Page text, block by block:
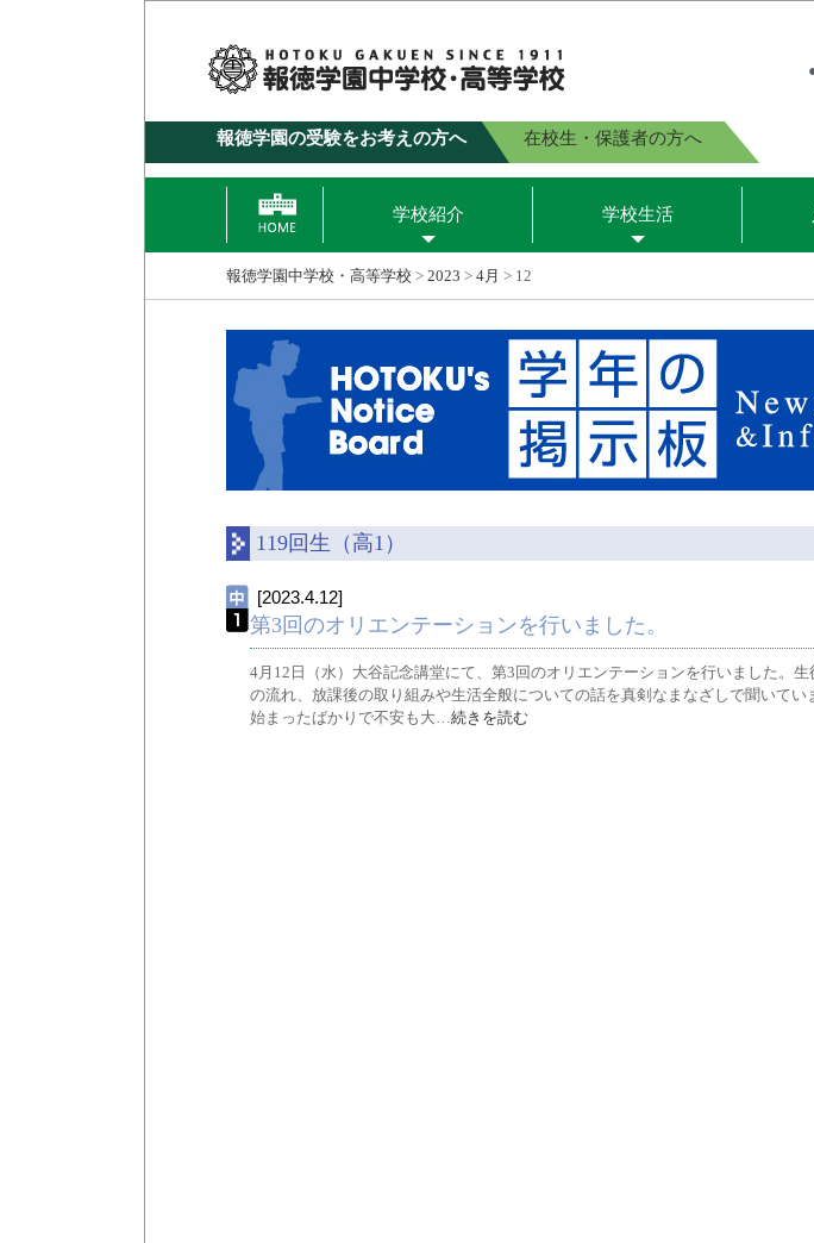
報徳学園の受験をお考えの方へ 在校生・保護者の方へ
学校紹介 学校生活
報徳学園中学校・高等学校 > 2023 > 4月 > 12
119回生（高1）
[2023.4.12]
第3回のオリエンテーションを行いました。
4月12日（水）大谷記念講堂にて、第3回のオリエンテーションを行いました。
の流れ、放課後の取り組みや生活全般についての話を真剣なまなざしで聞いてい
始まったばかりで不安も大…続きを読む